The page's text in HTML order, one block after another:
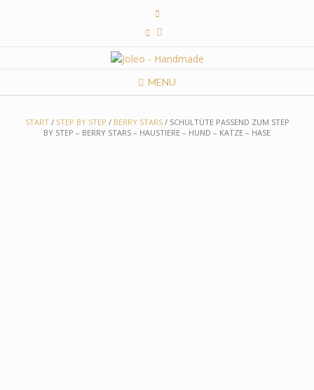
MENU
START/ STEP BY STEP / BERRY STARS/ SCHULTÜTE PASSEND ZUM STEP
BY STEP – BERRY STARS – HAUSTIERE – HUND – KATZE – HASE